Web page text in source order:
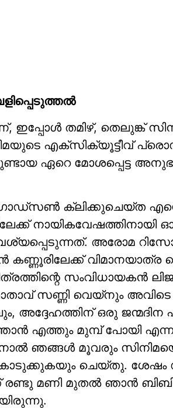
തമിഴ്, തെലുങ്ക്
എക്‌സിക്യൂട്ടീവ്
ഏറെ മോശപ്പെട്ട
ക്ലിക്കുചെയ്ത എന്റെ
അരോമ
കണ്ണൂരിലേക്ക്
സംവിധായകന്‍
സണ്ണി വെയ്‌നും
അദ്ദേഹത്തിന് ഒരു ജന്മദിന
എത്തും മുമ്പ് പോയി
ഞങ്ങള്‍ മൂവരും
ചെയ്തു. ശേഷം
രണ്ടു മണി മുതല്‍ ഞാന്‍